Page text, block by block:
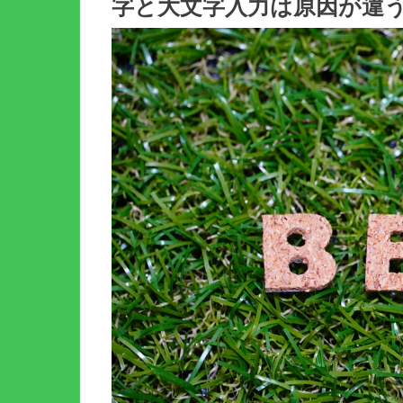
字と大文字入力は原因が違